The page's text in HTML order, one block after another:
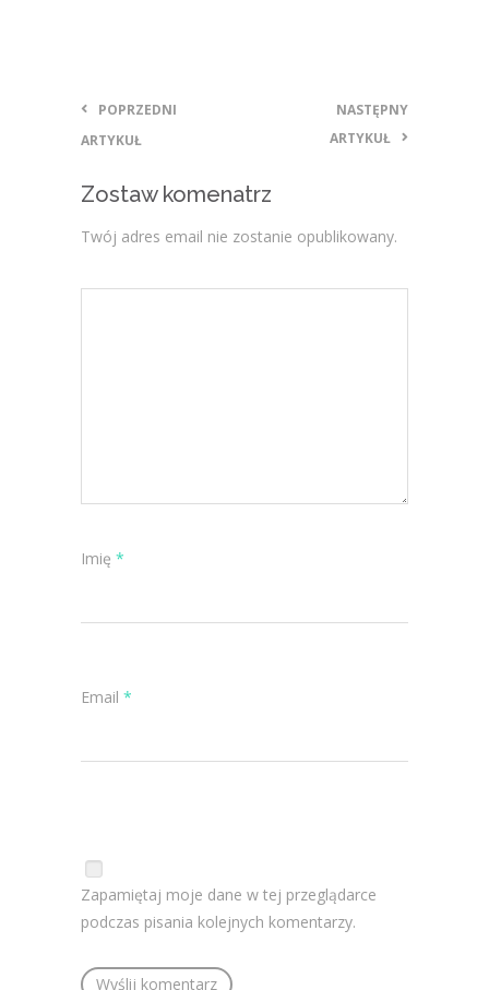
POPRZEDNI
ARTYKUŁ
NASTĘPNY
ARTYKUŁ
Zostaw komenatrz
Twój adres email nie zostanie opublikowany.
Imię *
Email *
Zapamiętaj moje dane w tej przeglądarce
podczas pisania kolejnych komentarzy.